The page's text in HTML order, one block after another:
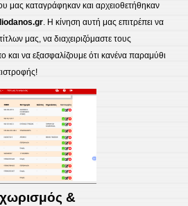
μας καταγράφηκαν και αρχειοθετήθηκαν
. Η κίνηση αυτή μας επιτρέπει να
μας, να διαχειριζόμαστε τους
και να εξασφαλίζουμε ότι κανένα παραμύθι
&